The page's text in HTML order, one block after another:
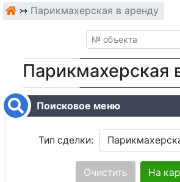
↣ Парикмахерская в аренду
Парикмахерская
Поисковое меню
Тип сделки:
Город: Ничего неНа
Очистить